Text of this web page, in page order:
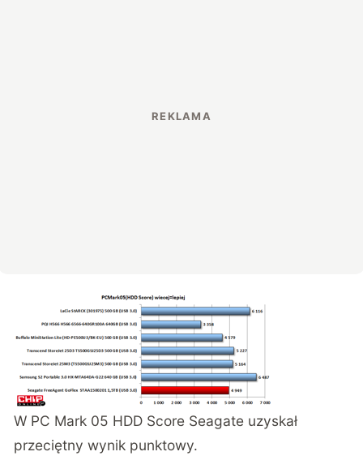
W PC Mark 05 HDD Score Seagate uzyskał
przeciętny wynik punktowy.